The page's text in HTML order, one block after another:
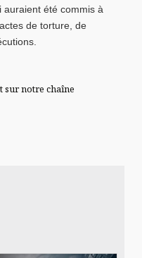
auraient été commis à
de torture, de
notre chaîne